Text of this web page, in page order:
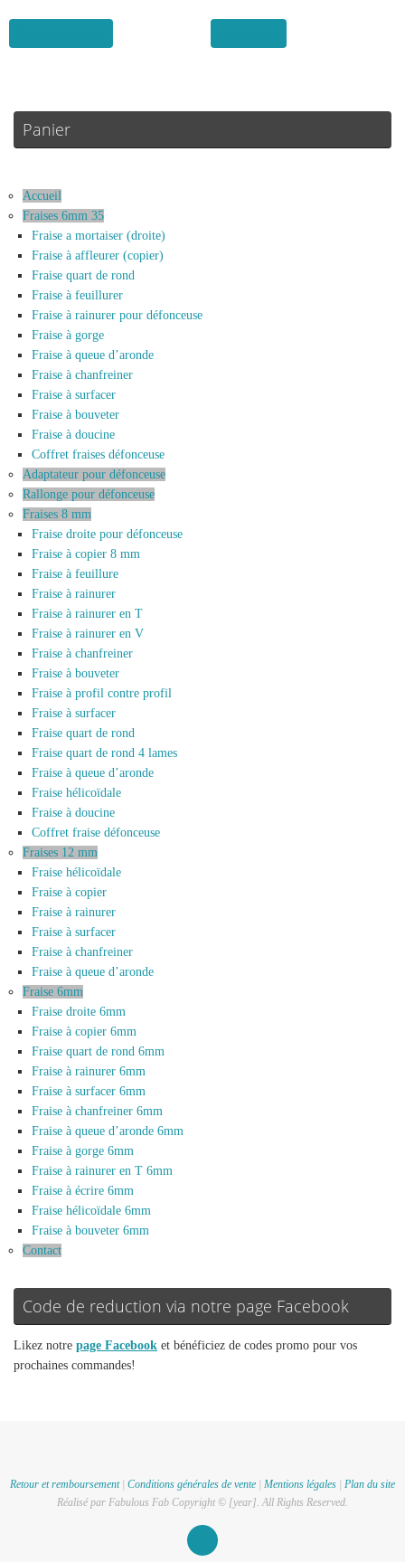
Panier
Accueil
Fraises 6mm 35
Fraise a mortaiser (droite)
Fraise à affleurer (copier)
Fraise quart de rond
Fraise à feuillurer
Fraise à rainurer pour défonceuse
Fraise à gorge
Fraise à queue d’aronde
Fraise à chanfreiner
Fraise à surfacer
Fraise à bouveter
Fraise à doucine
Coffret fraises défonceuse
Adaptateur pour défonceuse
Rallonge pour défonceuse
Fraises 8 mm
Fraise droite pour défonceuse
Fraise à copier 8 mm
Fraise à feuillure
Fraise à rainurer
Fraise à rainurer en T
Fraise à rainurer en V
Fraise à chanfreiner
Fraise à bouveter
Fraise à profil contre profil
Fraise à surfacer
Fraise quart de rond
Fraise quart de rond 4 lames
Fraise à queue d’aronde
Fraise hélicoïdale
Fraise à doucine
Coffret fraise défonceuse
Fraises 12 mm
Fraise hélicoïdale
Fraise à copier
Fraise à rainurer
Fraise à surfacer
Fraise à chanfreiner
Fraise à queue d’aronde
Fraise 6mm
Fraise droite 6mm
Fraise à copier 6mm
Fraise quart de rond 6mm
Fraise à rainurer 6mm
Fraise à surfacer 6mm
Fraise à chanfreiner 6mm
Fraise à queue d’aronde 6mm
Fraise à gorge 6mm
Fraise à rainurer en T 6mm
Fraise à écrire 6mm
Fraise hélicoïdale 6mm
Fraise à bouveter 6mm
Contact
Code de reduction via notre page Facebook
Likez notre page Facebook et bénéficiez de codes promo pour vos
prochaines commandes!
Retour et remboursement| Conditions générales de vente Mentions légales
Plan du site
Réalisé par Fabulous Fab Copyright © [year]. All Rights Reserved.